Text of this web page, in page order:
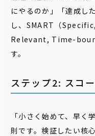
にやるのか」「達成し
し、SMART（
Relevant, Time-
す。
ステップ2: スコ
「小さく始めて、早く
則です。検証したい核